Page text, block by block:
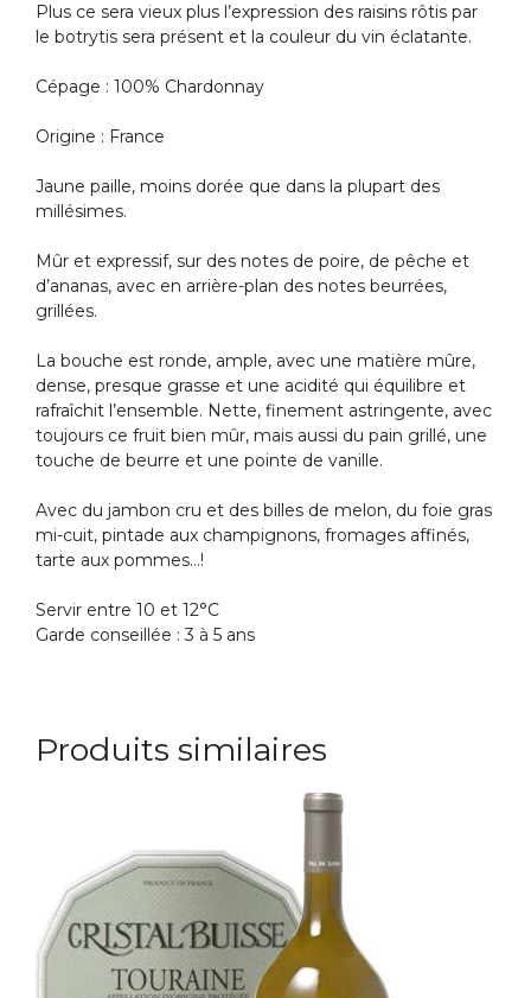
Plus ce sera vieux plus l’expression des raisins rôtis par
le botrytis sera présent et la couleur du vin éclatante.
Cépage : 100% Chardonnay
Origine : France
Jaune paille, moins dorée que dans la plupart des
millésimes.
Mûr et expressif, sur des notes de poire, de pêche et
d’ananas, avec en arrière-plan des notes beurrées,
grillées.
La bouche est ronde, ample, avec une matière mûre,
dense, presque grasse et une acidité qui équilibre et
rafraîchit l’ensemble. Nette, finement astringente, avec
toujours ce fruit bien mûr, mais aussi du pain grillé, une
touche de beurre et une pointe de vanille.
Avec du jambon cru et des billes de melon, du foie gras
mi-cuit, pintade aux champignons, fromages affinés,
tarte aux pommes…!
Servir entre 10 et 12°C
Garde conseillée : 3 à 5 ans
Produits similaires